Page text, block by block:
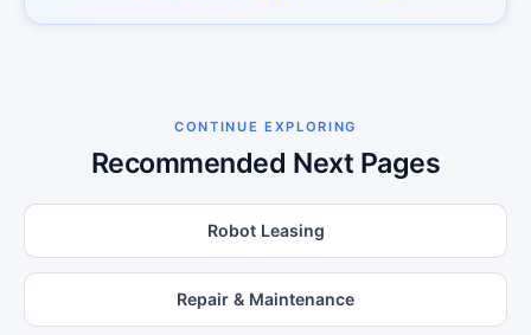
CONTINUE EXPLORING
Recommended Next Pages
Robot Leasing
Repair & Maintenance